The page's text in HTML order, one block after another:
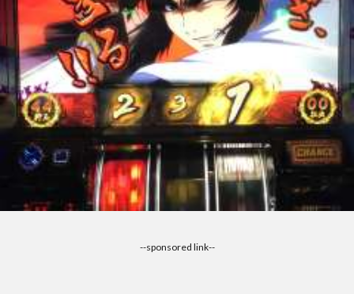
--sponsored link--